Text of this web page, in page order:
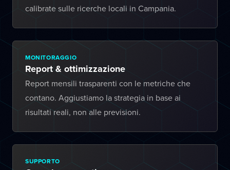
calibrate sulle ricerche locali in Campania.
MONITORAGGIO
Report & ottimizzazione
Report mensili trasparenti con le metriche che
contano. Aggiustiamo la strategia in base ai
risultati reali, non alle previsioni.
SUPPORTO